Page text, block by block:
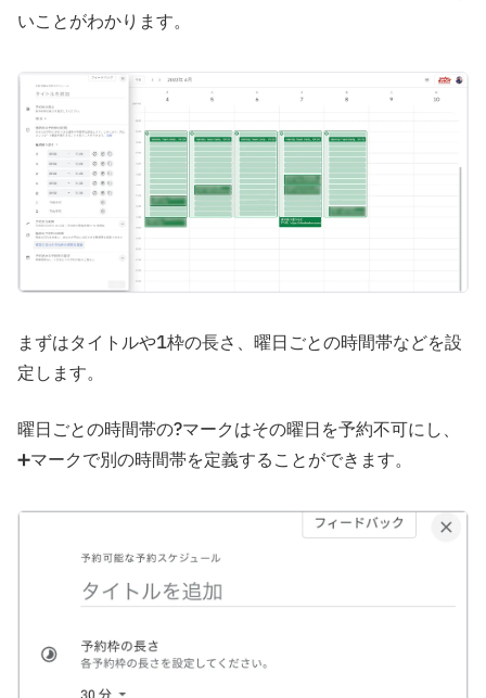
いことがわかります。
まずはタイトルや1枠の長さ、曜日ごとの時間帯などを設
定します。
曜日ごとの時間帯の?マークはその曜日を予約不可にし、
➕マークで別の時間帯を定義することができます。